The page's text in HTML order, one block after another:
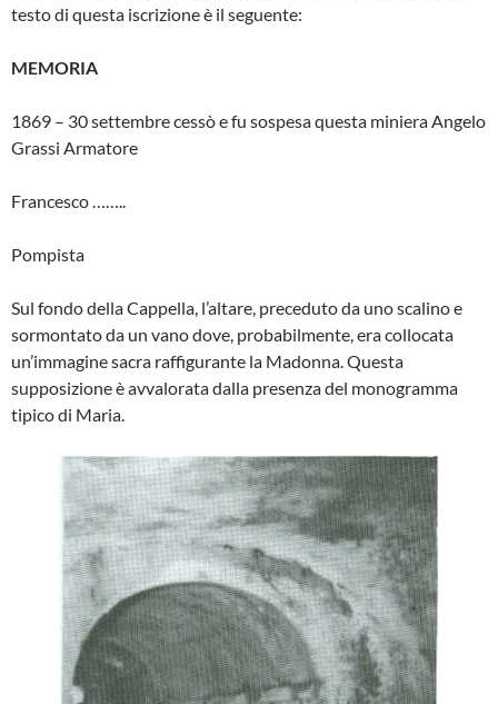
testo di questa iscrizione è il seguente:
MEMORIA
1869 – 30 settembre cessò e fu sospesa questa miniera Angelo
Grassi Armatore
Francesco ……..
Pompista
Sul fondo della Cappella, l’altare, preceduto da uno scalino e
sormontato da un vano dove, probabilmente, era collocata
un’immagine sacra raffiguran­te la Madonna. Questa
supposizione è avvalorata dalla presenza del mono­gramma
tipico di Maria.